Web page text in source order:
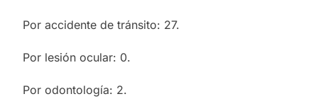
Por accidente de tránsito: 27.
Por lesión ocular: 0.
Por odontología: 2.